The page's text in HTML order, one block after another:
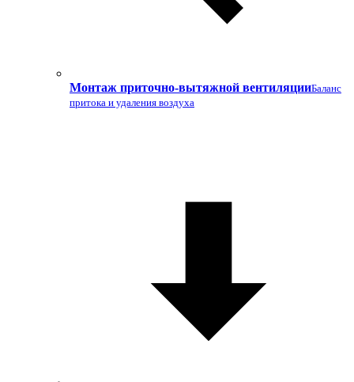
Монтаж приточно-вытяжной вентиляцииБаланс
притока и удаления воздуха